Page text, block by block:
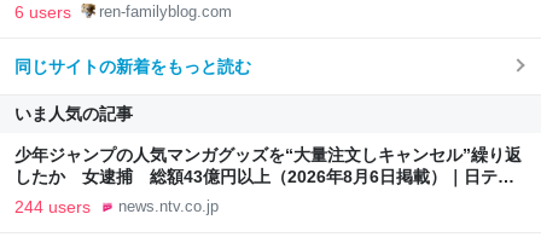
6 users ren-familyblog.com
同じサイトの新着をもっと読む
いま人気の記事
少年ジャンプの人気マンガグッズを“大量注文しキャンセル”繰り返
したか 女逮捕 総額43億円以上（2026年8月6日掲載）｜日テレ
NEWS NNN
244 users news.ntv.co.jp